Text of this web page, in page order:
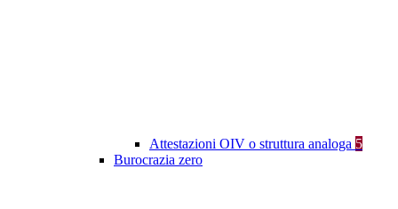
Attestazioni OIV o struttura analoga 5
Burocrazia zero